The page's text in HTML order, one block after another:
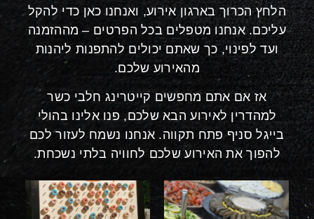
הלחץ הכרוך בארגון אירוע, ואנחנו כאן כדי להקל
עליכם. אנחנו מטפלים בכל הפרטים – מההזמנה
ועד לפינוי, כך שאתם יכולים להתפנות ליהנות
מהאירוע שלכם.
אז אם אתם מחפשים קייטרינג חלבי כשר
למהדרין לאירוע הבא שלכם, פנו אלינו בהולי
בייגל סניף פתח תקווה. אנחנו נשמח לעזור לכם
להפוך את האירוע שלכם לחוויה בלתי נשכחת.